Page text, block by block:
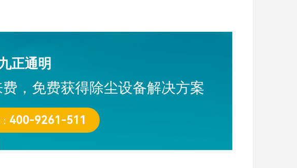
正通明
，免费获得除尘设备解决方案
400-9261-511